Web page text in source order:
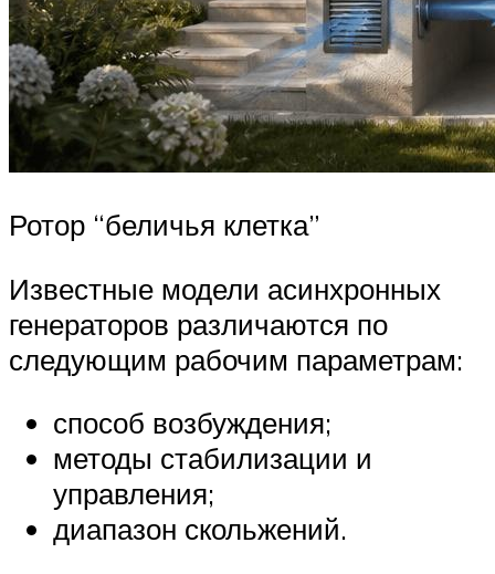
Ротор “беличья клетка”
Известные модели асинхронных
генераторов различаются по
следующим рабочим параметрам:
способ возбуждения;
методы стабилизации и
управления;
диапазон скольжений.